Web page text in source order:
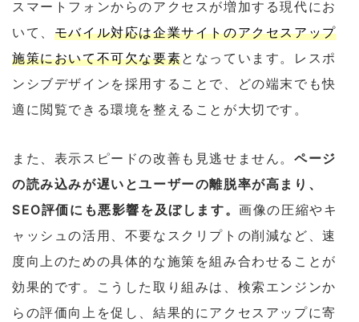
スマートフォンからのアクセスが増加する現代にお
いて、 モバイル対応は企業サイトのアクセスアップ
施策において不可欠な要素となっています。レスポ
ンシブデザインを採用することで、どの端末でも快
適に閲覧できる環境を整えることが大切です。
また、表示スピードの改善も見逃せません。 ページ
の読み込みが遅いとユーザーの離脱率が高まり、
SEO評価にも悪影響を及ぼします。画像の圧縮やキ
ャッシュの活用、不要なスクリプトの削減など、速
度向上のための具体的な施策を組み合わせることが
効果的です。こうした取り組みは、検索エンジンか
らの評価向上を促し、結果的にアクセスアップに寄